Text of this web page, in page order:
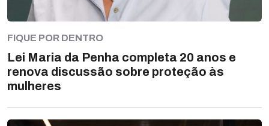
FIQUE POR DENTRO
Lei Maria da Penha completa 20 anos e
renova discussão sobre proteção às
mulheres